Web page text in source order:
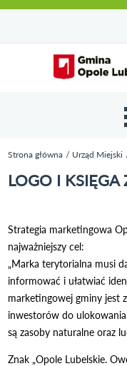
do
mapy
strony
do
menu
wyszukiwarki
ścieżki
nawigacyjnej
kategorii
aktualności
do
treści
kalendarza
wydarzeń
do
galerii
zdjęć
do
stopki
Urząd Miejski w
oficjalny serwis
Strona główna Urząd Miejski
LOGO I KSIĘGA
Strategia marketingowa
najważniejszy cel:
„Marka terytorialna musi
informować i ułatwiać
marketingowej gminy jest
inwestorów do
są zasoby naturalne oraz
Znak „Opole Lubelskie.